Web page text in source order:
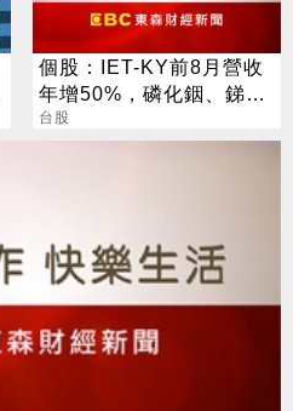
個股：IET-KY前8月營收
年增50%，磷化銦、銻化
鎵雙引擎啟動，H2營運成
長可期
台股